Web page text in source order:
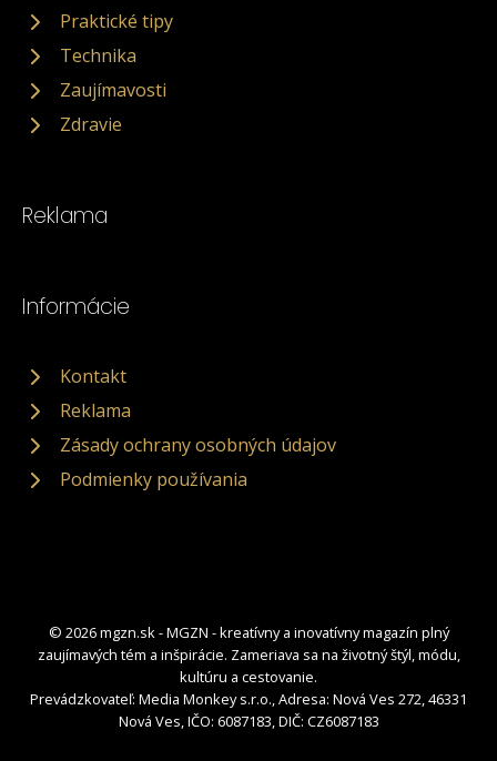
Praktické tipy
Technika
Zaujímavosti
Zdravie
Reklama
Informácie
Kontakt
Reklama
Zásady ochrany osobných údajov
Podmienky používania
© 2026 mgzn.sk - MGZN - kreatívny a inovatívny magazín plný
zaujímavých tém a inšpirácie. Zameriava sa na životný štýl, módu,
kultúru a cestovanie.
Prevádzkovateľ: Media Monkey s.r.o., Adresa: Nová Ves 272, 46331
Nová Ves, IČO: 6087183, DIČ: CZ6087183